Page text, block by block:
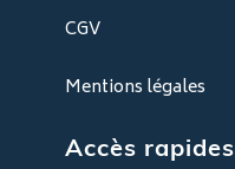
CGV
Mentions légales
Accès rapides